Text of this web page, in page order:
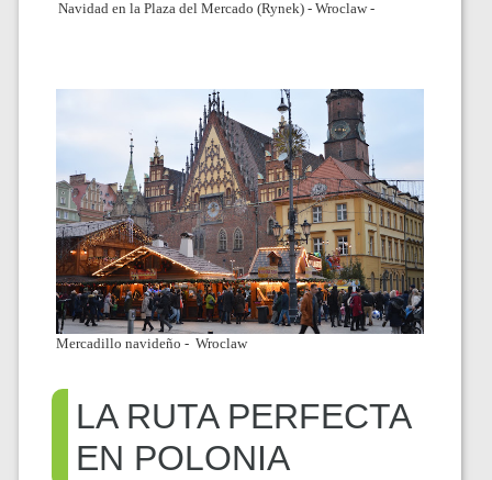
Navidad en la Plaza del Mercado (Rynek) - Wroclaw -
Mercadillo navideño - Wroclaw
LA RUTA PERFECTA
EN POLONIA